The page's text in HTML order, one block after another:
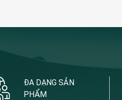
ĐA DẠNG SẢN
PHẨM